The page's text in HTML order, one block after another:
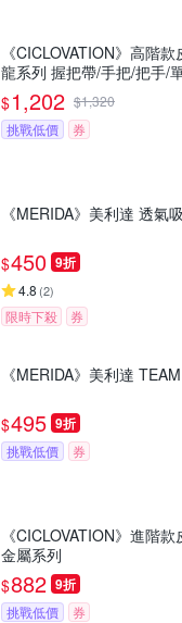
《CICLOVATION》高階
龍系列 握把帶/手把/把手/
$1,202 $1,320
挑戰低價
券
《MERIDA》美利達 透氣
$450 9折
4.8 (2)
限時下殺 券
《MERIDA》美利達
$495 9折
挑戰低價 券
《CICLOVATION》進階
金屬系列
$882 9折
挑戰低價 券